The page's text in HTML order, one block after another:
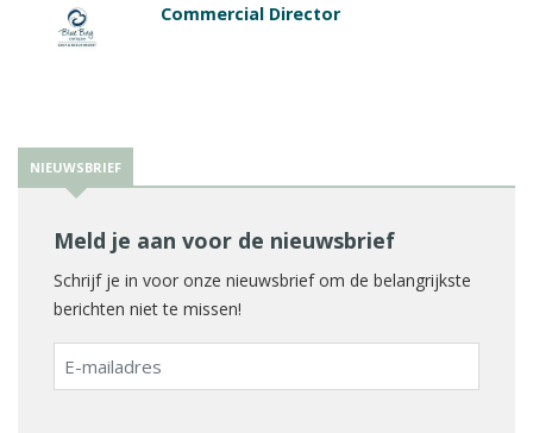
Commercial Director
NIEUWSBRIEF
Meld je aan voor de nieuwsbrief
Schrijf je in voor onze nieuwsbrief om de belangrijkste
berichten niet te missen!
E-
mailadres